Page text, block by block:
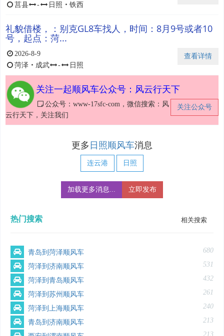
莒县
- 日照 ・ 铁西
礼貌借楼，：别克GL8车找人，时间：8月9号或者10
号，起点：菏...
查看详情
2026-8-9
菏泽・ 成武 - 日照
关注一起顺风车公众号：风云行天下
关注公众号
公众号：www-17sfc-com，微信搜索：风
云行天下，关注我们
更多日照顺风车消息
连云港 日照
加载更多消息... 立即发布
热门搜索 相关搜索
青岛到菏泽顺风车 680
菏泽到济南顺风车 531
菏泽到青岛顺风车 432
菏泽到苏州顺风车 261
菏泽到上海顺风车 240
青岛到济南顺风车 213
213